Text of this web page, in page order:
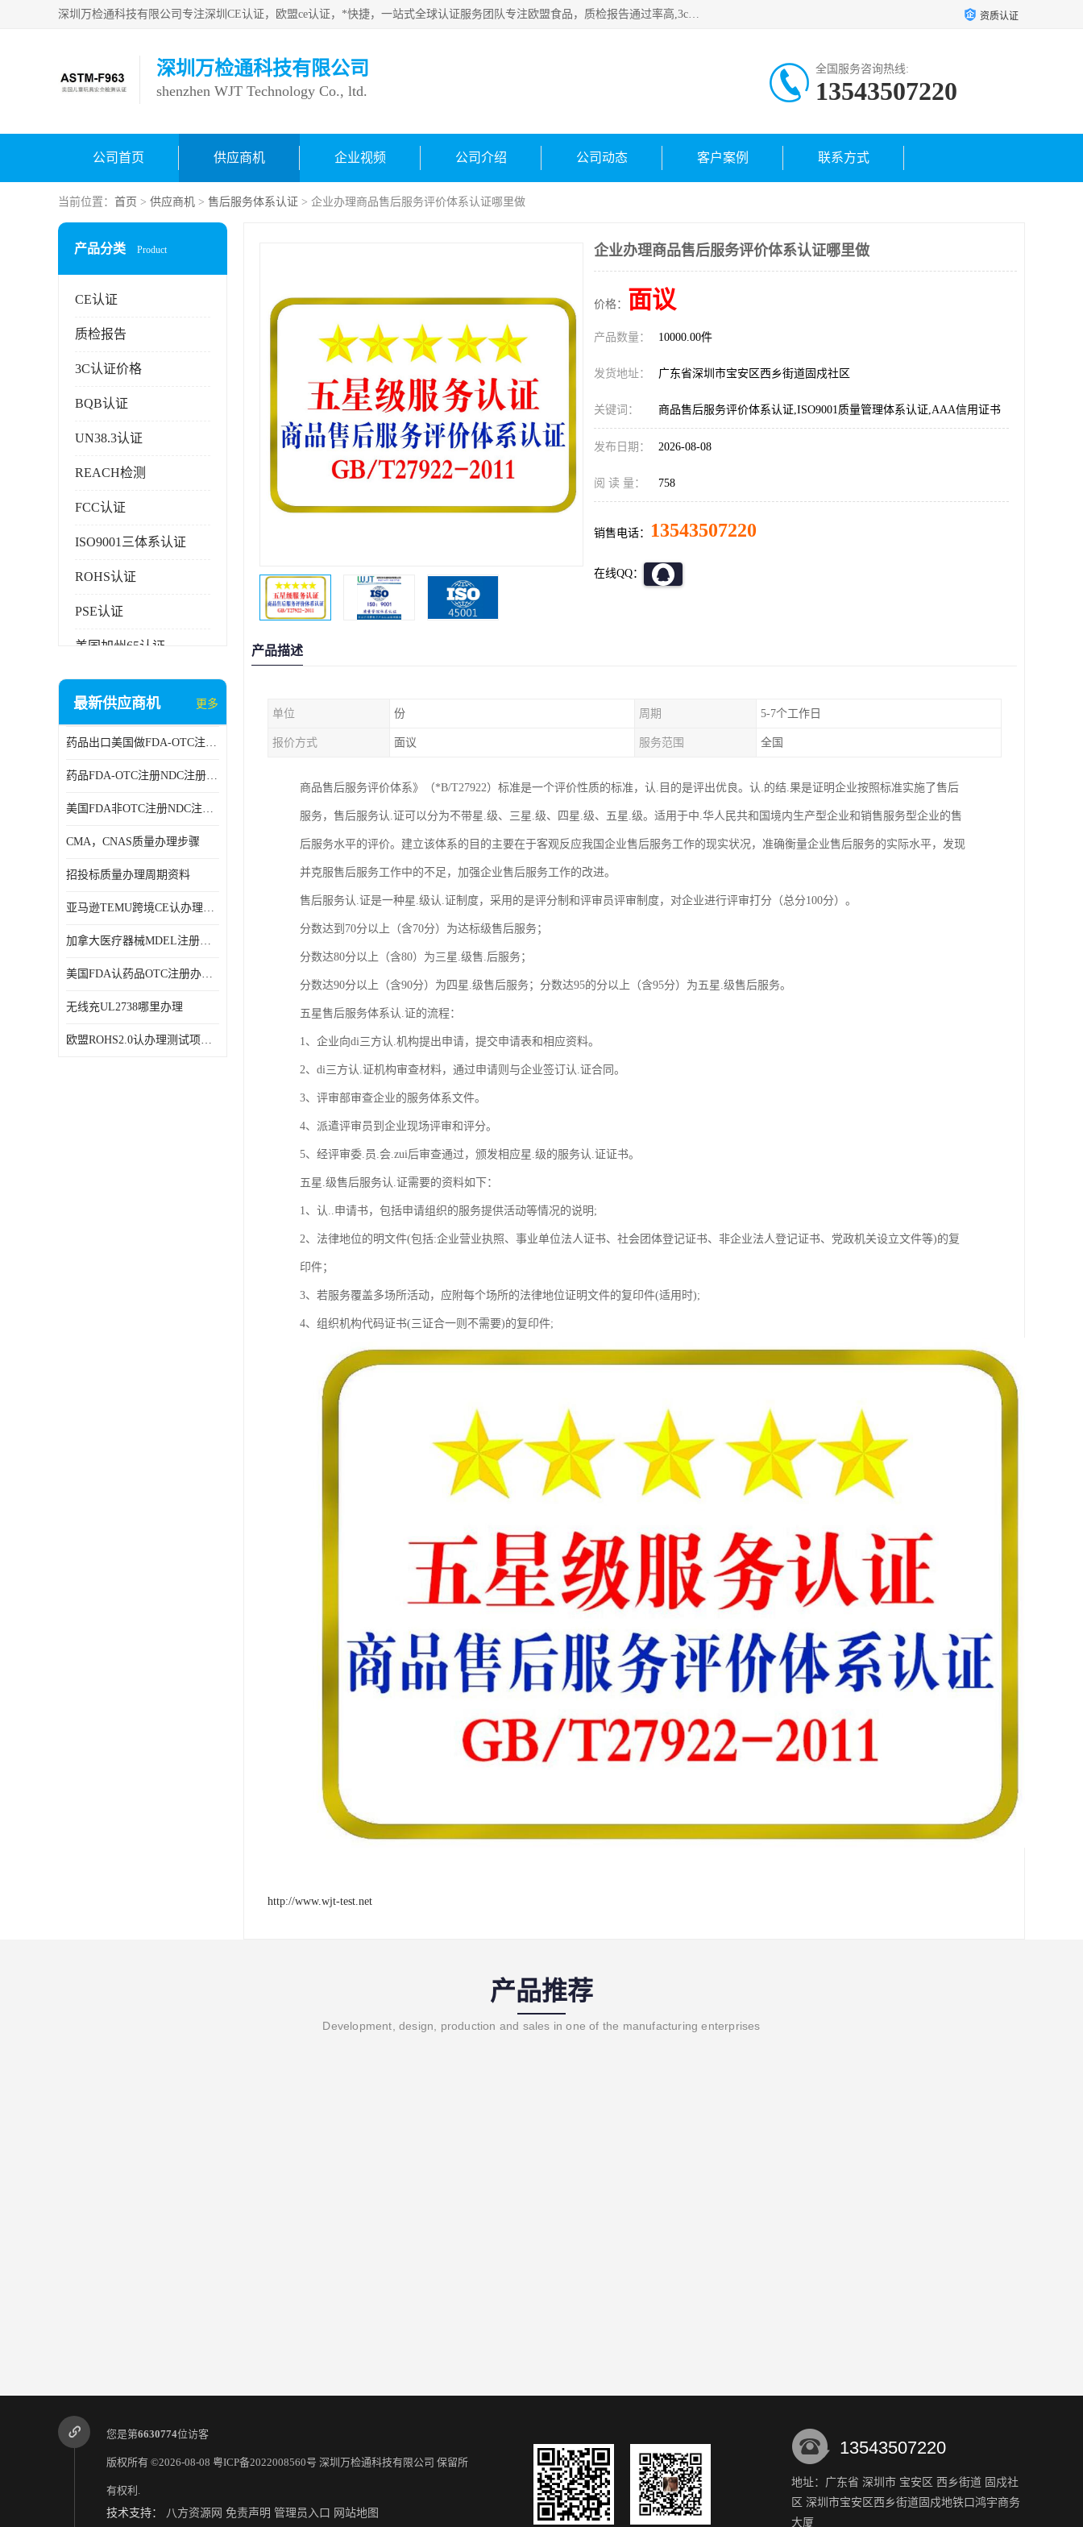
深圳万检通科技有限公司专注深圳CE认证，欧盟ce认证，*快捷，一站式全球认证服务团队专注欧盟食品，质检报告通过率高,3c认证优惠，欧盟公告机构授权代理，欢迎咨询 资质认证
深圳万检通科技有限公司
shenzhen WJT Technology Co., ltd.
全国服务咨询热线:
13543507220
公司首页 供应商机 企业视频 公司介绍 公司动态 客户案例 联系方式
当前位置： 首页 > 供应商机 > 售后服务体系认证 > 企业办理商品售后服务评价体系认证哪里做
产品分类 Product
CE认证
质检报告
3C认证价格
BQB认证
UN38.3认证
REACH检测
FCC认证
ISO9001三体系认证
ROHS认证
PSE认证
美国加州65认证
AAA信用证书
RCM，C-TICK，SAA
商标专利办理
最新供应商机 更多
药品出口美国做FDA-OTC注册NDC注册周期时间
药品FDA-OTC注册NDC注册办理资料
美国FDA非OTC注册NDC注册办理流程
CMA，CNAS质量办理步骤
招投标质量办理周期资料
亚马逊TEMU跨境CE认办理流程周期
加拿大医疗器械MDEL注册办理资料周期
美国FDA认药品OTC注册办理周期时间
无线充UL2738哪里办理
欧盟ROHS2.0认办理测试项目有哪些
企业办理商品售后服务评价体系认证哪里做
价格： 面议
产品数量： 10000.00件
发货地址： 广东省深圳市宝安区西乡街道固戍社区
关键词： 商品售后服务评价体系认证,ISO9001质量管理体系认证,AAA信用证书
发布日期： 2026-08-08
阅 读 量： 758
销售电话： 13543507220
在线QQ：
产品描述
单位 份 周期 5-7个工作日
报价方式 面议 服务范围 全国
商品售后服务评价体系》（*B/T27922）标准是一个评价性质的标准，认.目的是评出优良。认.的结.果是证明企业按照标准实施了售后
服务，售后服务认.证可以分为不带星.级、三星.级、四星.级、五星.级。适用于中.华人民共和国境内生产型企业和销售服务型企业的售
后服务水平的评价。建立该体系的目的主要在于客观反应我国企业售后服务工作的现实状况，准确衡量企业售后服务的实际水平，发现
并克服售后服务工作中的不足，加强企业售后服务工作的改进。
售后服务认.证是一种星.级认.证制度，采用的是评分制和评审员评审制度，对企业进行评审打分（总分100分）。
分数达到70分以上（含70分）为达标级售后服务；
分数达80分以上（含80）为三星.级售.后服务；
分数达90分以上（含90分）为四星.级售后服务；分数达95的分以上（含95分）为五星.级售后服务。
五星售后服务体系认.证的流程：
1、企业向di三方认.机构提出申请，提交申请表和相应资料。
2、di三方认.证机构审查材料，通过申请则与企业签订认.证合同。
3、评审部审查企业的服务体系文件。
4、派遣评审员到企业现场评审和评分。
5、经评审委.员.会.zui后审查通过，颁发相应星.级的服务认.证证书。
五星.级售后服务认.证需要的资料如下：
1、认..申请书，包括申请组织的服务提供活动等情况的说明;
2、法律地位的明文件(包括:企业营业执照、事业单位法人证书、社会团体登记证书、非企业法人登记证书、党政机关设立文件等)的复
印件；
3、若服务覆盖多场所活动，应附每个场所的法律地位证明文件的复印件(适用时);
4、组织机构代码证书(三证合一则不需要)的复印件;
http://www.wjt-test.net
产品推荐
Development, design, production and sales in one of the manufacturing enterprises
您是第6630774位访客
版权所有 ©2026-08-08 粤ICP备2022008560号 深圳万检通科技有限公司 保留所
有权利.
技术支持：
八方资源网 免责声明 管理员入口 网站地图
13543507220
地址：广东省 深圳市 宝安区 西乡街道 固戍社
区 深圳市宝安区西乡街道固戍地铁口鸿宇商务
大厦